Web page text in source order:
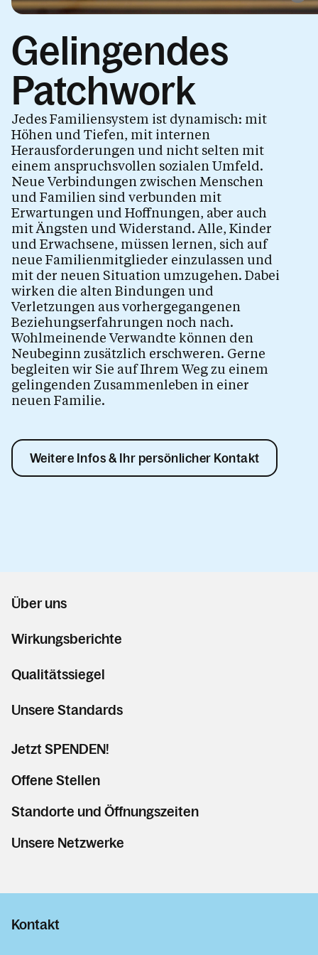
Kinder.Begleitung
Elternsein getrennt
Gelingendes Patchwork
Konflikte auf Augenhöhe
Allein.Erziehend
Trennung.Scheidung
Kalender
Gelingendes
Patchwork
Jedes Familiensystem ist dynamisch: mit
Höhen und Tiefen, mit internen
Herausforderungen und nicht selten mit
einem anspruchsvollen sozialen Umfeld.
Neue Verbindungen zwischen Menschen
und Familien sind verbunden mit
Erwartungen und Hoffnungen, aber auch
mit Ängsten und Widerstand. Alle, Kinder
und Erwachsene, müssen lernen, sich auf
neue Familienmitglieder einzulassen und
mit der neuen Situation umzugehen. Dabei
wirken die alten Bindungen und
Verletzungen aus vorhergegangenen
Beziehungserfahrungen noch nach.
Wohlmeinende Verwandte können den
Neubeginn zusätzlich erschweren. Gerne
begleiten wir Sie auf Ihrem Weg zu einem
gelingenden Zusammenleben in einer
neuen Familie.
Weitere Infos & Ihr persönlicher Kontakt
Über uns
Wirkungsberichte
Qualitätssiegel
Unsere Standards
Jetzt SPENDEN!
Offene Stellen
Standorte und Öffnungszeiten
Unsere Netzwerke
Kontakt